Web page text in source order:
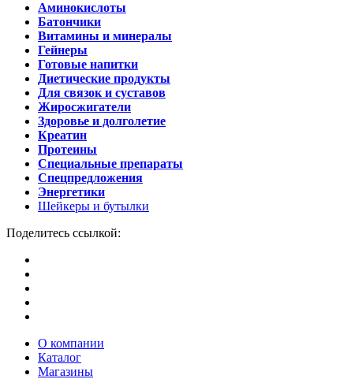
Аминокислоты
Батончики
Витамины и минералы
Гейнеры
Готовые напитки
Диетические продукты
Для связок и суставов
Жиросжигатели
Здоровье и долголетие
Креатин
Протеины
Специальные препараты
Спецпредложения
Энергетики
Шейкеры и бутылки
Поделитесь ссылкой:
О компании
Каталог
Магазины